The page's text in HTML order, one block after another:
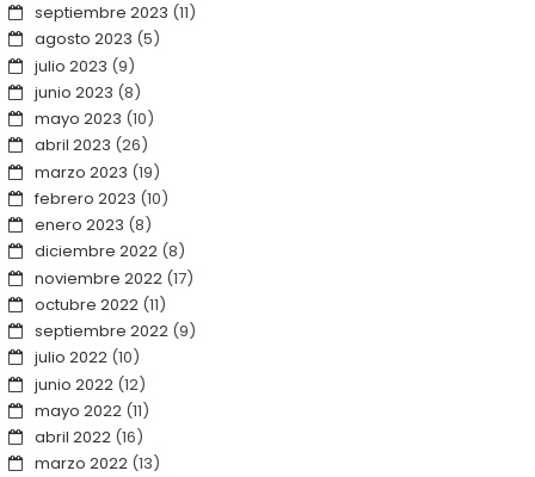
septiembre 2023 (11)
agosto 2023 (5)
julio 2023 (9)
junio 2023 (8)
mayo 2023 (10)
abril 2023 (26)
marzo 2023 (19)
febrero 2023 (10)
enero 2023 (8)
diciembre 2022(8)
noviembre 2022(17)
octubre 2022(11)
septiembre 2022(9)
julio 2022(10)
junio 2022(12)
mayo 2022(11)
abril 2022(16)
marzo 2022(13)